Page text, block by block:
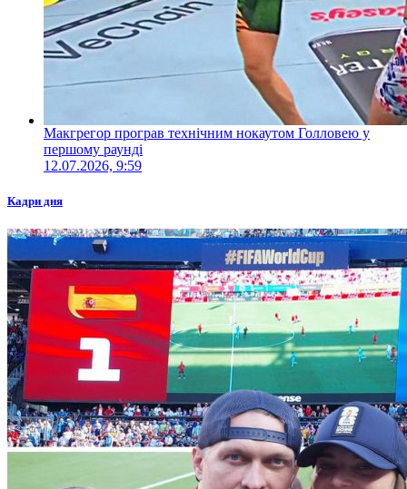
Макгрегор програв технічним нокаутом Голловею у
першому раунді
12.07.2026, 9:59
Кадри дня